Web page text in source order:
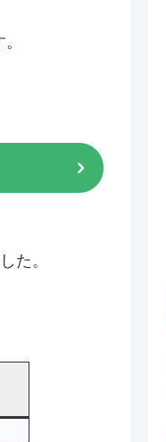
た。